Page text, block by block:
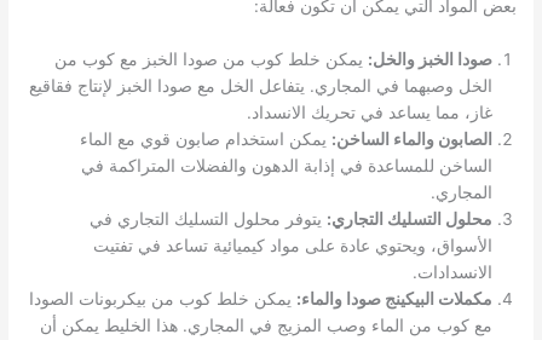
بعض المواد التي يمكن أن تكون فعالة:
صودا الخبز والخل: يمكن خلط كوب من صودا الخبز مع كوب من
الخل وصبهما في المجاري. يتفاعل الخل مع صودا الخبز لإنتاج فقاقيع
غاز، مما يساعد في تحريك الانسداد.
الصابون والماء الساخن: يمكن استخدام صابون قوي مع الماء
الساخن للمساعدة في إذابة الدهون والفضلات المتراكمة في
المجاري.
محلول التسليك التجاري: يتوفر محلول التسليك التجاري في
الأسواق، ويحتوي عادة على مواد كيميائية تساعد في تفتيت
الانسدادات.
مكملات البيكينج صودا والماء: يمكن خلط كوب من بيكربونات الصودا
مع كوب من الماء وصب المزيج في المجاري. هذا الخليط يمكن أن